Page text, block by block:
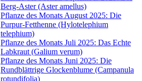
Berg-Aster (Aster amellus)
Pflanze des Monats August 2025: Die
Purpur-Fetthenne (Hylotelephium
telephium)
Pflanze des Monats Juli 2025: Das Echte
Labkraut (Galium verum)
Pflanze des Monats Juni 2025: Die
Rundblättrige Glockenblume (Campanula
rotundifolia)